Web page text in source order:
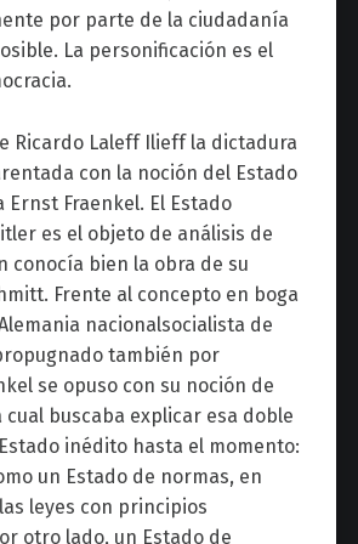
por parte de la ciudadanía
La personificación es el
Ricardo Laleff Ilieff la dictadura
con la noción del Estado
Fraenkel. El Estado
es el objeto de análisis de
conocía bien la obra de su
Frente al concepto en boga
nacionalsocialista de
también por
se opuso con su noción de
cual buscaba explicar esa doble
inédito hasta el momento:
un Estado de normas, en
leyes con principios
otro lado, un Estado de